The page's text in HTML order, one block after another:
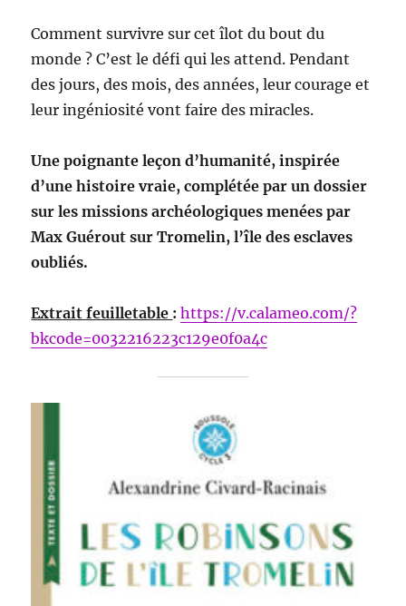
Comment survivre sur cet îlot du bout du
monde ? C’est le défi qui les attend. Pendant
des jours, des mois, des années, leur courage et
leur ingéniosité vont faire des miracles.
Une poignante leçon d’humanité, inspirée
d’une histoire vraie, complétée par un dossier
sur les missions archéologiques menées par
Max Guérout sur Tromelin, l’île des esclaves
oubliés.
Extrait feuilletable : https://v.calameo.com/?
bkcode=0032216223c129e0f0a4c